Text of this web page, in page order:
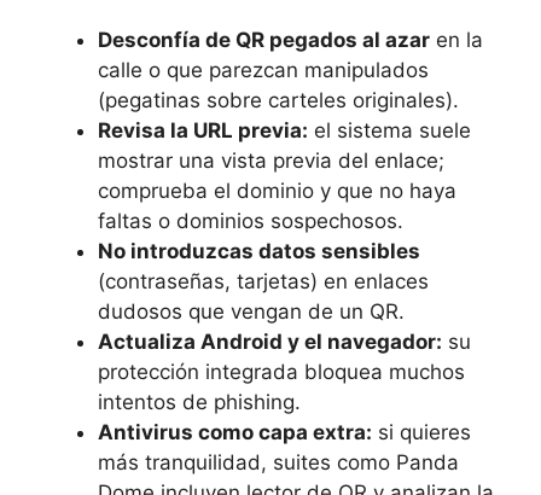
Desconfía de QR pegados al azar en la
calle o que parezcan manipulados
(pegatinas sobre carteles originales).
Revisa la URL previa: el sistema suele
mostrar una vista previa del enlace;
comprueba el dominio y que no haya
faltas o dominios sospechosos.
No introduzcas datos sensibles
(contraseñas, tarjetas) en enlaces
dudosos que vengan de un QR.
Actualiza Android y el navegador: su
protección integrada bloquea muchos
intentos de phishing.
Antivirus como capa extra: si quieres
más tranquilidad, suites como Panda